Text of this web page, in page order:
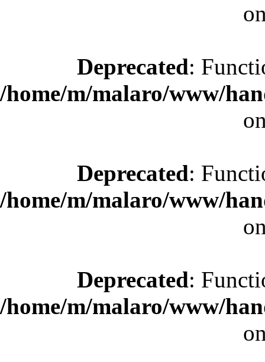
Deprecated:
/home/m/malaro/www/
Deprecated:
/home/m/malaro/www/
Deprecated:
/home/m/malaro/www/